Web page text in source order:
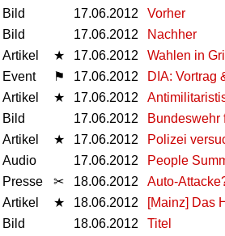
Bild 17.06.2012
Vorher
Bild 17.06.2012
Nachher
Artikel ★ 17.06.2012
Wahlen in
Event ⚑ 17.06.2012
DIA: Vortrag
Artikel ★ 17.06.2012
Bild 17.06.2012
Bundeswehr
Artikel ★ 17.06.2012
Polizei
Audio 17.06.2012
People
Presse ✂ 18.06.2012
Auto-
Artikel ★ 18.06.2012
[Mainz] Das
Bild 18.06.2012
Titel